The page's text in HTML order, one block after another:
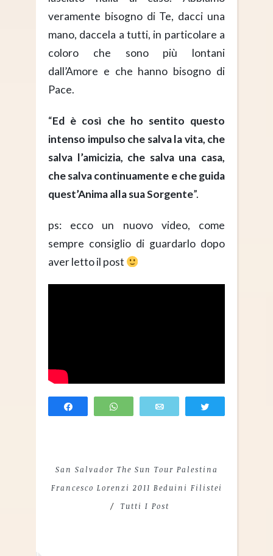
veramente bisogno di Te, dacci una
mano, daccela a tutti, in particolare a
coloro che sono più lontani
dall’Amore e che hanno bisogno di
Pace.
“Ed è così che ho sentito questo
intenso impulso che salva la vita, che
salva l’amicizia, che salva una casa,
che salva continuamente e che guida
quest’Anima alla sua Sorgente”.
ps: ecco un nuovo video, come
sempre consiglio di guardarlo dopo
aver letto il post
WhatsApp
San Salvador The Sun Tour Palestina
Francesco Lorenzi 2011 Beduini Filistei
Tutti I Post